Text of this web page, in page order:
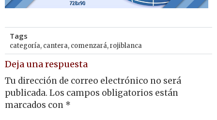
Tags
categoría, cantera, comenzará,rojiblanca
Deja una respuesta
Tu dirección de correo electrónico no será
publicada. Los campos obligatorios están
marcados con *